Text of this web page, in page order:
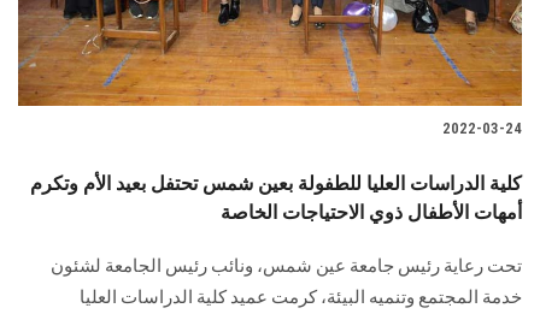
2022-03-24
كلية الدراسات العليا للطفولة بعين شمس تحتفل بعيد الأم وتكرم
أمهات الأطفال ذوي الاحتياجات الخاصة
تحت رعاية رئيس جامعة عين شمس، ونائب رئيس الجامعة لشئون
خدمة المجتمع وتنميه البيئة، كرمت عميد كلية الدراسات العليا